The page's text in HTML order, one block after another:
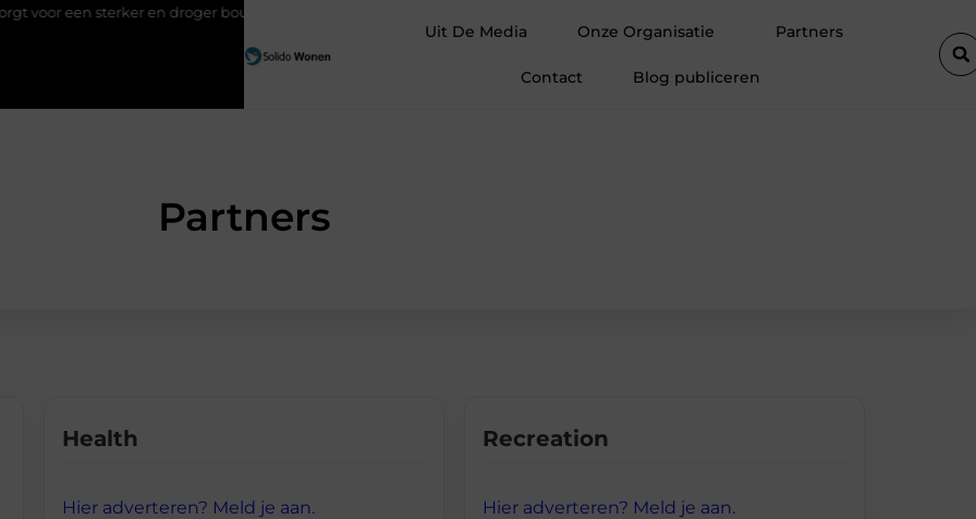
een sterker en droger bouwproject
Uit De Media Onze Organisatie Partners
Contact Blog publiceren
Partners
Health
Hier adverteren? Meld je aan.
Recreation
Hier adverteren? Meld je aan.